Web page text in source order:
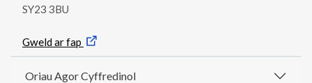
SY23 3BU
Gweld ar fap
Oriau Agor Cyffredinol